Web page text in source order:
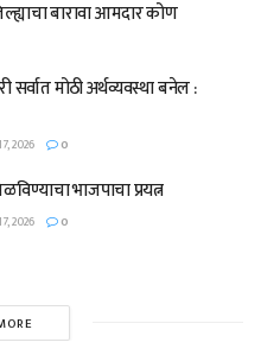
बारावा आमदार कोण
मोठी अर्थव्यवस्था बनेल :
2026 0
भाजपाचा प्रयत्न
2026 0